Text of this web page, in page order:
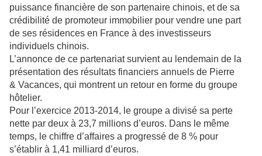
puissance financière de son partenaire chinois, et de sa
crédibilité de promoteur immobilier pour vendre une part
de ses résidences en France à des investisseurs
individuels chinois.
L’annonce de ce partenariat survient au lendemain de la
présentation des résultats financiers annuels de Pierre
& Vacances, qui montrent un retour en forme du groupe
hôtelier.
Pour l’exercice 2013-2014, le groupe a divisé sa perte
nette par deux à 23,7 millions d’euros. Dans le même
temps, le chiffre d’affaires a progressé de 8 % pour
s’établir à 1,41 milliard d’euros.